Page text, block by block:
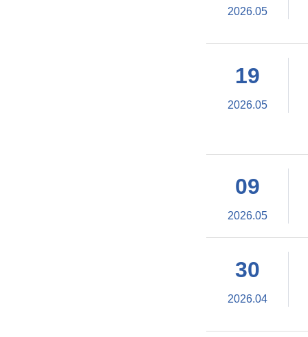
2026.05
19
2026.05
09
2026.05
30
2026.04